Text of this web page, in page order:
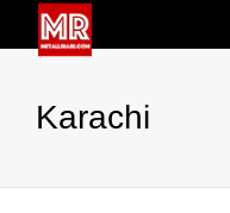
Karachi